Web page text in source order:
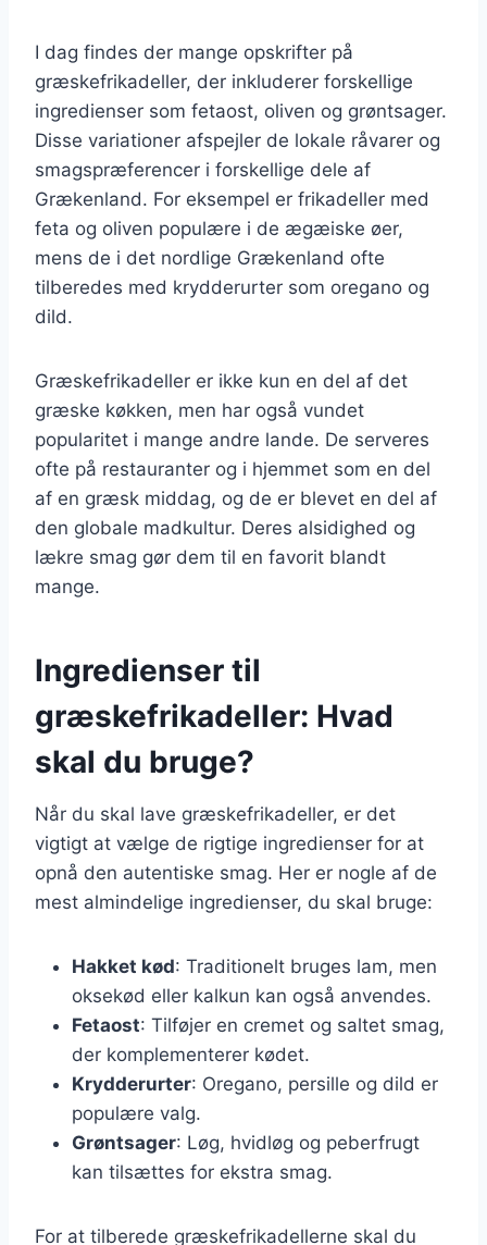
I dag findes der mange opskrifter på
græskefrikadeller, der inkluderer forskellige
ingredienser som fetaost, oliven og grøntsager.
Disse variationer afspejler de lokale råvarer og
smagspræferencer i forskellige dele af
Grækenland. For eksempel er frikadeller med
feta og oliven populære i de ægæiske øer,
mens de i det nordlige Grækenland ofte
tilberedes med krydderurter som oregano og
dild.
Græskefrikadeller er ikke kun en del af det
græske køkken, men har også vundet
popularitet i mange andre lande. De serveres
ofte på restauranter og i hjemmet som en del
af en græsk middag, og de er blevet en del af
den globale madkultur. Deres alsidighed og
lækre smag gør dem til en favorit blandt
mange.
Ingredienser til
græskefrikadeller: Hvad
skal du bruge?
Når du skal lave græskefrikadeller, er det
vigtigt at vælge de rigtige ingredienser for at
opnå den autentiske smag. Her er nogle af de
mest almindelige ingredienser, du skal bruge:
Hakket kød: Traditionelt bruges lam, men
oksekød eller kalkun kan også anvendes.
Fetaost: Tilføjer en cremet og saltet smag,
der komplementerer kødet.
Krydderurter: Oregano, persille og dild er
populære valg.
Grøntsager: Løg, hvidløg og peberfrugt
kan tilsættes for ekstra smag.
For at tilberede græskefrikadellerne skal du